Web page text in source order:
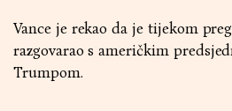
Vance je rekao da je tijekom
razgovarao s američkim
Trumpom.